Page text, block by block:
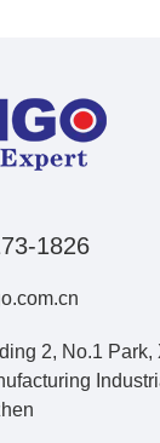
1826
2, No.1